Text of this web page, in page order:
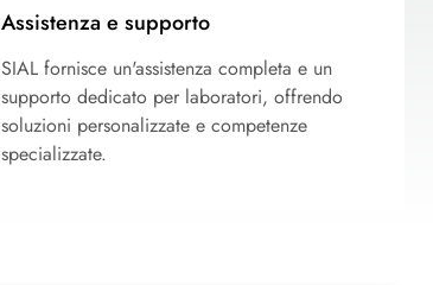
Assistenza e supporto
SIAL fornisce un'assistenza completa e un
supporto dedicato per laboratori, offrendo
soluzioni personalizzate e competenze
specializzate.